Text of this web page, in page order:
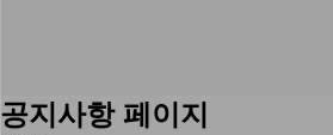
공지사항 페이지